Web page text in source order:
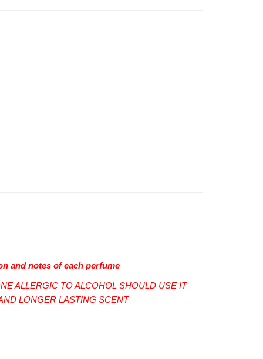
and notes of each perfume
ALLERGIC TO ALCOHOL SHOULD USE IT
LONGER LASTING SCENT